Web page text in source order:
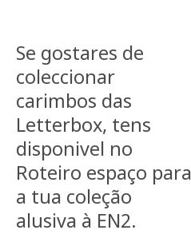
Se gostares de
coleccionar
carimbos das
Letterbox, tens
disponivel no
Roteiro espaço para
a tua coleção
alusiva à EN2.